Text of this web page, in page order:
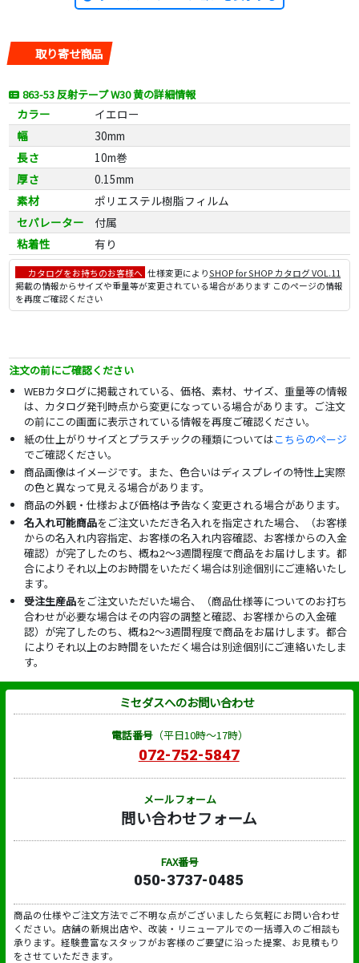
取り寄せ商品
863-53 反射テープ W30 黄の詳細情報
カラー
イエロー
幅
30mm
長さ
10m巻
厚さ
0.15mm
素材
ポリエステル樹脂フィルム
セパレーター
付属
粘着性
有り
カタログをお持ちのお客様へ 仕様変更によりSHOP for SHOP カタログ VOL.11
掲載の情報からサイズや重量等が変更されている場合があります このページの情報
を再度ご確認ください
注文の前にご確認ください
WEBカタログに掲載されている、価格、素材、サイズ、重量等の情報
は、カタログ発刊時点から変更になっている場合があります。ご注文
の前にこの画面に表示されている情報を再度ご確認ください。
紙の仕上がりサイズとプラスチックの種類についてはこちらのページ
でご確認ください。
商品画像はイメージです。また、色合いはディスプレイの特性上実際
の色と異なって見える場合があります。
商品の外観・仕様および価格は予告なく変更される場合があります。
名入れ可能商品をご注文いただき名入れを指定された場合、（お客様
からの名入れ内容指定、お客様の名入れ内容確認、お客様からの入金
確認）が完了したのち、概ね2～3週間程度で商品をお届けします。都
合によりそれ以上のお時間をいただく場合は別途個別にご連絡いたし
ます。
受注生産品をご注文いただいた場合、（商品仕様等についてのお打ち
合わせが必要な場合はその内容の調整と確認、お客様からの入金確
認）が完了したのち、概ね2～3週間程度で商品をお届けします。都合
によりそれ以上のお時間をいただく場合は別途個別にご連絡いたしま
す。
ミセダスへのお問い合わせ
電話番号（平日10時～17時）
072-752-5847
メールフォーム
問い合わせフォーム
FAX番号
050-3737-0485
商品の仕様やご注文方法でご不明な点がございましたら気軽にお問い合わせ
ください。店舗の新規出店や、改装・リニューアルでの一括導入のご相談も
承ります。経験豊富なスタッフがお客様のご要望に沿った提案、お見積もり
をさせていただきます。